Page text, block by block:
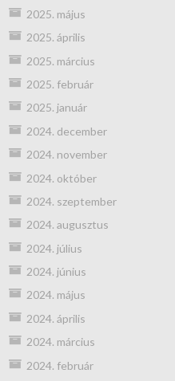
2025. május
2025. április
2025. március
2025. február
2025. január
2024. december
2024. november
2024. október
2024. szeptember
2024. augusztus
2024. július
2024. június
2024. május
2024. április
2024. március
2024. február